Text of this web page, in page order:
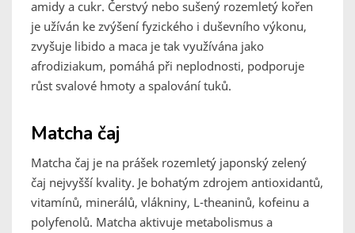
amidy a cukr. Čerstvý nebo sušený rozemletý kořen
je užíván ke zvýšení fyzického i duševního výkonu,
zvyšuje libido a maca je tak využívána jako
afrodiziakum, pomáhá při neplodnosti, podporuje
růst svalové hmoty a spalování tuků.
Matcha čaj
Matcha čaj je na prášek rozemletý japonský zelený
čaj nejvyšší kvality. Je bohatým zdrojem antioxidantů,
vitamínů, minerálů, vlákniny, L-theaninů, kofeinu a
polyfenolů. Matcha aktivuje metabolismus a